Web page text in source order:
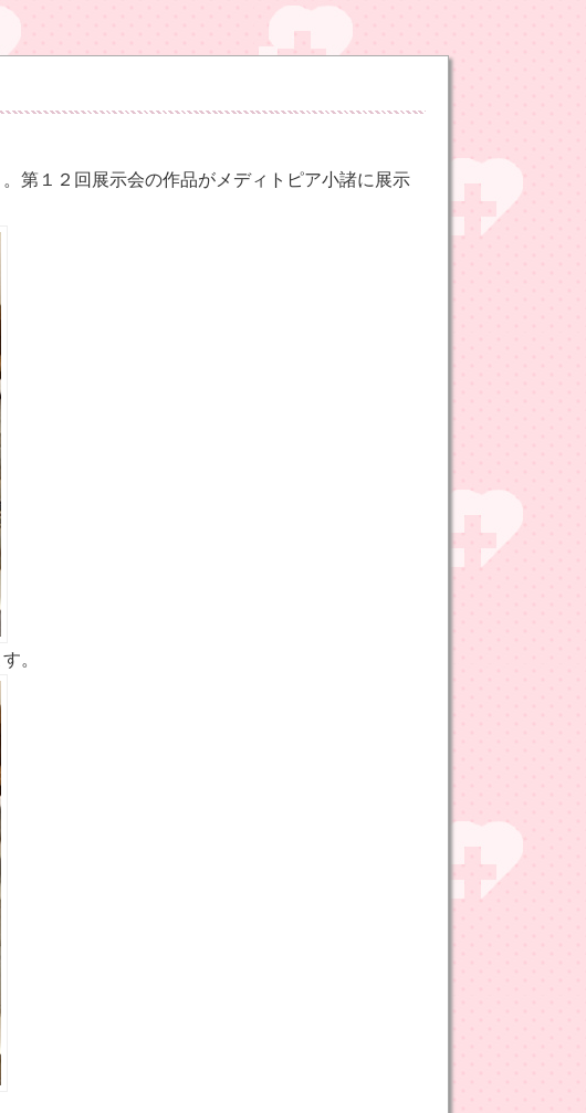
第１２回展示会の作品がメディトピア小諸に展示
。